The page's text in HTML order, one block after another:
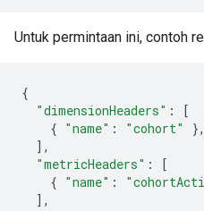
Untuk permintaan ini, contoh
{
"dimensionHeaders" :
[
{ "name" : "cohort" },
],
"metricHeaders" :
[
{ "name" :
],